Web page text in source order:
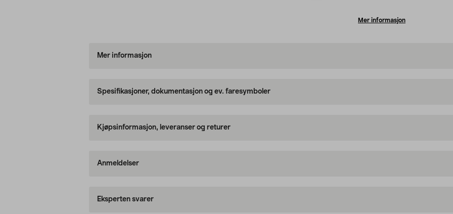
Mer informasjon
Mer informasjon
Spesifikasjoner, dokumentasjon og ev. faresymboler
Kjøpsinformasjon, leveranser og returer
Anmeldelser
Eksperten svarer